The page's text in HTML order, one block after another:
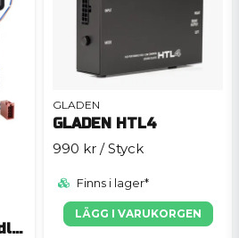
Hög-lågnivåomvandlare till VAG 2000-2015 utan originalslutsteg
GLADEN
GLADEN HTL4
990 kr / Styck
Finns i lager*
LÄGG I VARUKORGEN